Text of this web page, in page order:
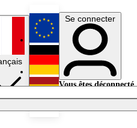
English
Deutsch
Se connecter
Vous êtes déconnecté.